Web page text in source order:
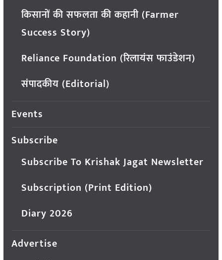
किसानों की सफलता की कहानी (Farmer
Success Story)
Reliance Foundation (रिलायंस फाउंडेशन)
संपादकीय (Editorial)
Events
Subscribe
Subscribe To Krishak Jagat Newsletter
Subscription (Print Edition)
Diary 2026
Advertise